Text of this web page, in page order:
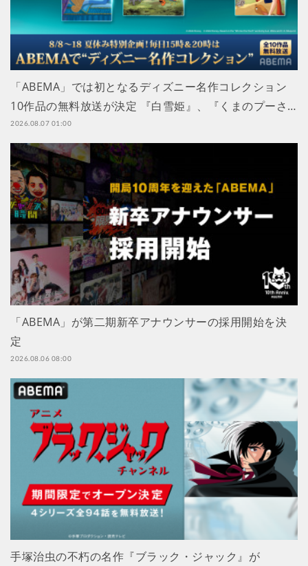
「ABEMA」では初となるディズニー名作コレクション
10作品の無料放送が決定 『白雪姫』、『くまのプーさ…
2026.08.07 01:00
「ABEMA」が第二期新卒アナウンサーの採用開始を決
定
2026.08.06 08:00
手塚治虫の不朽の名作『ブラック・ジャック』が